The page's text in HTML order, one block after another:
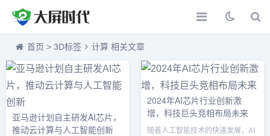
首页 > 3D标签 计算 相关文章
亚马逊计划自主研发AI芯片，
推动云计算与人工智能创新
2024年AI芯片行业创新激
增，科技巨头竞相布局未来
随着人工智能技术的快速发展，AI